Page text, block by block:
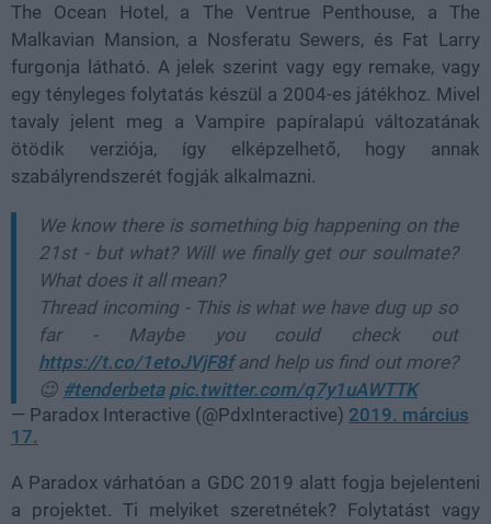
The Ocean Hotel, a The Ventrue Penthouse, a The
Malkavian Mansion, a Nosferatu Sewers, és Fat Larry
furgonja látható. A jelek szerint vagy egy remake, vagy
egy tényleges folytatás készül a 2004-es játékhoz. Mivel
tavaly jelent meg a Vampire papíralapú változatának
ötödik verziója, így elképzelhető, hogy annak
szabályrendszerét fogják alkalmazni.
We know there is something big happening on the
21st - but what? Will we finally get our soulmate?
What does it all mean?
Thread incoming - This is what we have dug up so
far - Maybe you could check out
https://t.co/1etoJVjF8fand help us find out more?
😉 #tenderbeta pic.twitter.com/q7y1uAWTTK
— Paradox Interactive (@PdxInteractive) 2019. március
17.
A Paradox várhatóan a GDC 2019 alatt fogja bejelenteni
a projektet. Ti melyiket szeretnétek? Folytatást vagy